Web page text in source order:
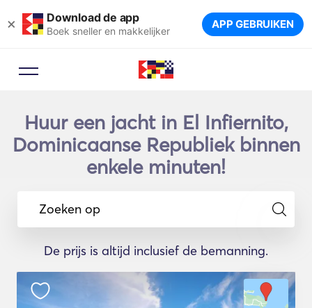
× Download de app
Boek sneller en makkelijker APP GEBRUIKEN
Huur een jacht in El Infiernito,
Dominicaanse Republiek binnen
enkele minuten!
Zoeken op
De prijs is altijd inclusief de bemanning.